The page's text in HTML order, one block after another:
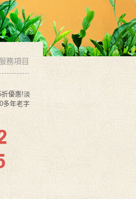
務項目
優惠!淡
多年老字